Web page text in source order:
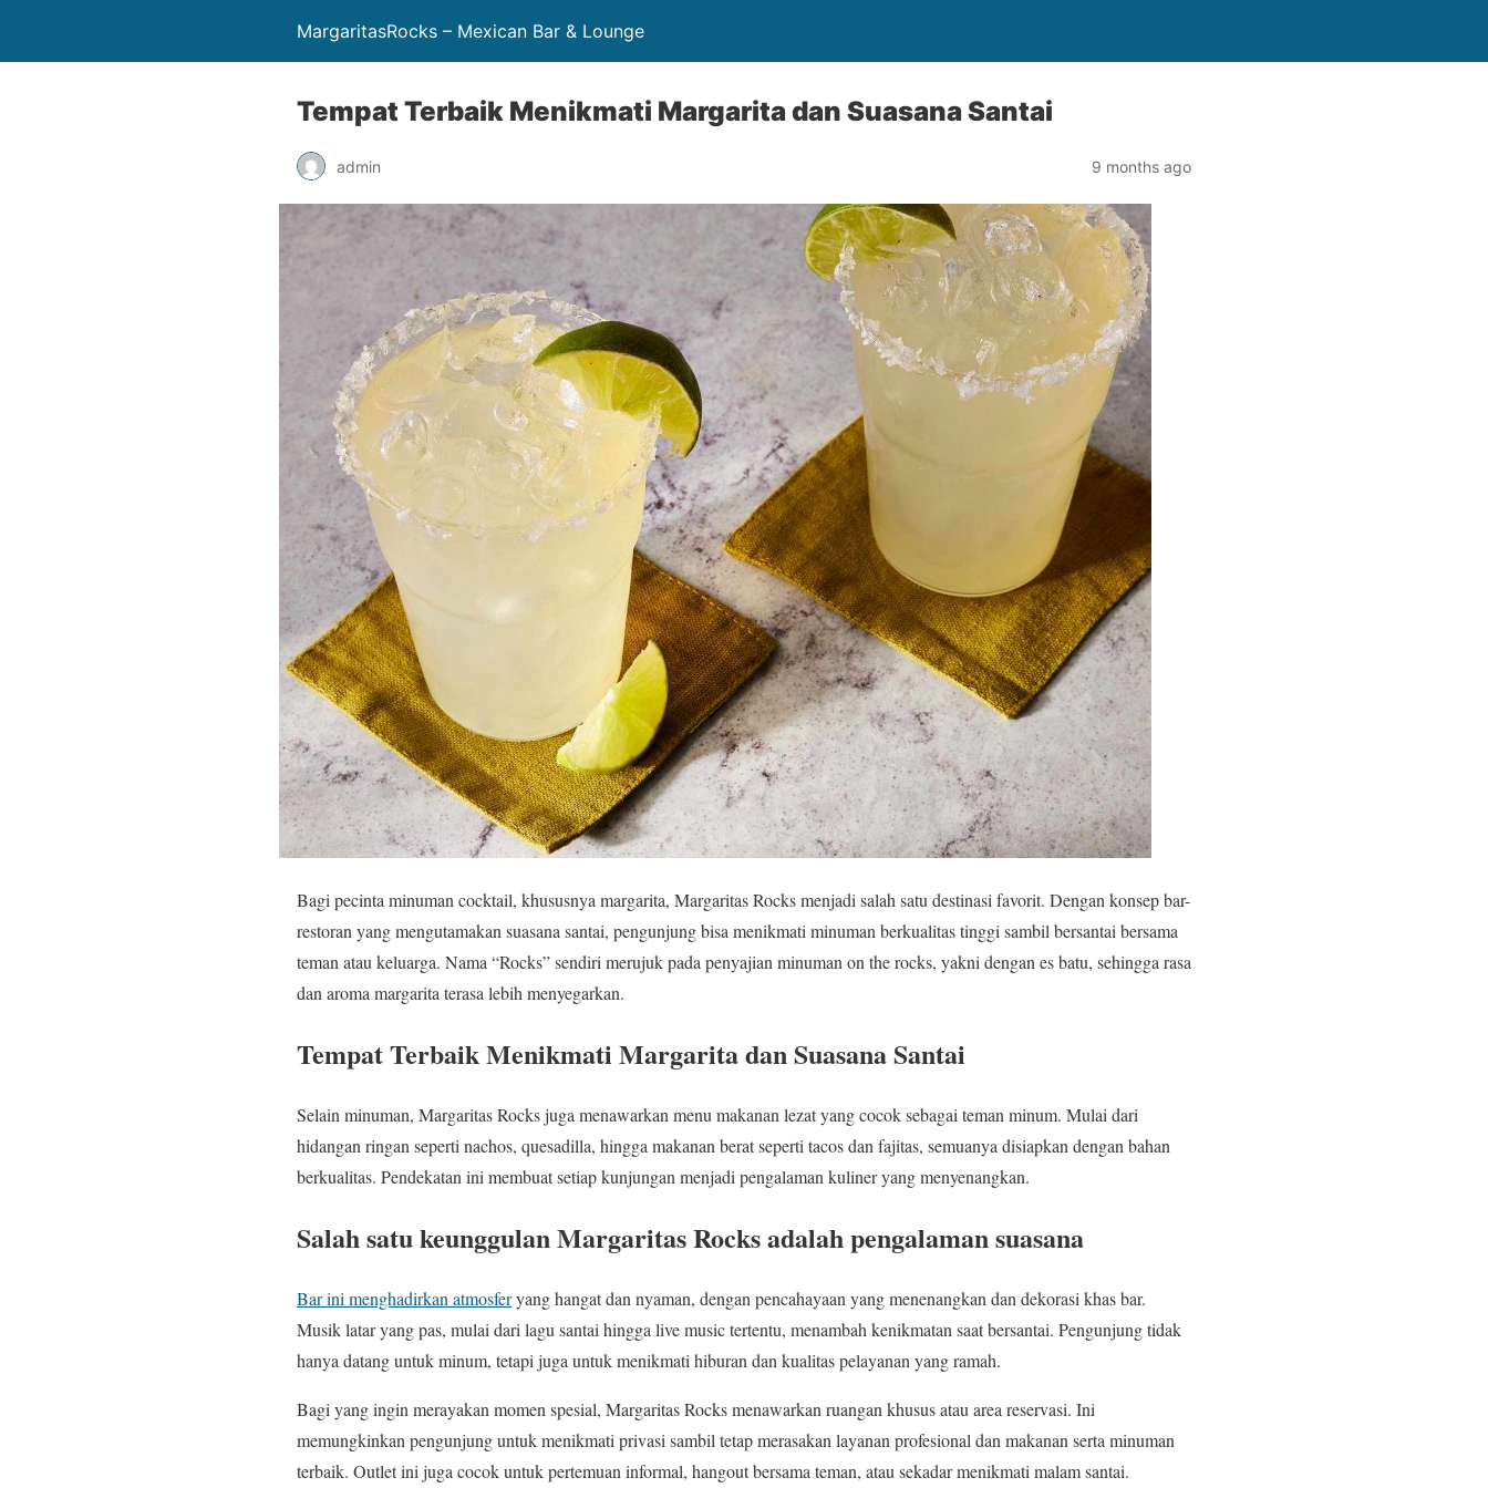
MargaritasRocks – Mexican Bar & Lounge
Tempat Terbaik Menikmati Margarita dan Suasana Santai
admin 9 months ago
Bagi pecinta minuman cocktail, khususnya margarita, Margaritas Rocks menjadi salah satu destinasi favorit. Dengan konsep bar-
restoran yang mengutamakan suasana santai, pengunjung bisa menikmati minuman berkualitas tinggi sambil bersantai bersama
teman atau keluarga. Nama “Rocks” sendiri merujuk pada penyajian minuman on the rocks, yakni dengan es batu, sehingga rasa
dan aroma margarita terasa lebih menyegarkan.
Tempat Terbaik Menikmati Margarita dan Suasana Santai
Selain minuman, Margaritas Rocks juga menawarkan menu makanan lezat yang cocok sebagai teman minum. Mulai dari
hidangan ringan seperti nachos, quesadilla, hingga makanan berat seperti tacos dan fajitas, semuanya disiapkan dengan bahan
berkualitas. Pendekatan ini membuat setiap kunjungan menjadi pengalaman kuliner yang menyenangkan.
Salah satu keunggulan Margaritas Rocks adalah pengalaman suasana
Bar ini menghadirkan atmosferyang hangat dan nyaman, dengan pencahayaan yang menenangkan dan dekorasi khas bar.
Musik latar yang pas, mulai dari lagu santai hingga live music tertentu, menambah kenikmatan saat bersantai. Pengunjung tidak
hanya datang untuk minum, tetapi juga untuk menikmati hiburan dan kualitas pelayanan yang ramah.
Bagi yang ingin merayakan momen spesial, Margaritas Rocks menawarkan ruangan khusus atau area reservasi. Ini
memungkinkan pengunjung untuk menikmati privasi sambil tetap merasakan layanan profesional dan makanan serta minuman
terbaik. Outlet ini juga cocok untuk pertemuan informal, hangout bersama teman, atau sekadar menikmati malam santai.